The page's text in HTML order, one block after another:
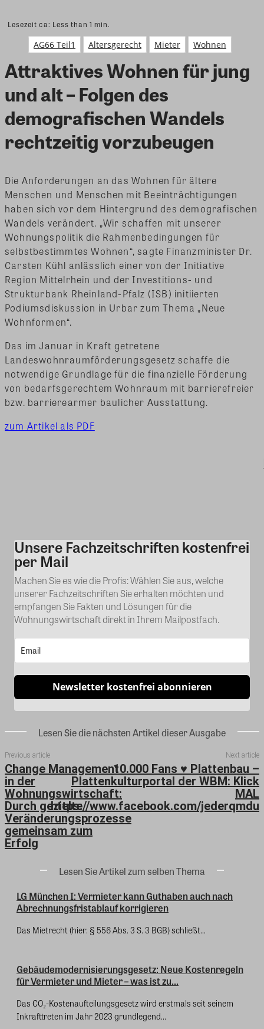
Lesezeit ca: Less than 1 min.
AG66 Teil1 Altersgerecht Mieter Wohnen
Attraktives Wohnen für jung
und alt – Folgen des
demografischen Wandels
rechtzeitig vorzubeugen
Die Anforderungen an das Wohnen für ältere
Menschen und Menschen mit Beeinträchtigungen
haben sich vor dem Hintergrund des demografischen
Wandels verändert. „Wir schaffen mit unserer
Wohnungspolitik die Rahmenbedingungen für
selbstbestimmtes Wohnen“, sagte Finanzminister Dr.
Carsten Kühl anlässlich einer von der Initiative
Region Mittelrhein und der Investitions- und
Strukturbank Rheinland-Pfalz (ISB) initiierten
Podiumsdiskussion in Urbar zum Thema „Neue
Wohnformen“.
Das im Januar in Kraft getretene
Landeswohnraumförderungsgesetz schaffe die
notwendige Grundlage für die finanzielle Förderung
von bedarfsgerechtem Wohnraum mit barrierefreier
bzw. barrierearmer baulicher Ausstattung.
zum Artikel als PDF
Kommentar
Unsere Fachzeitschriften kostenfrei
per Mail
Machen Sie es wie die Profis: Wählen Sie aus, welche
unserer Fachzeitschriften Sie erhalten möchten und
empfangen Sie Fakten und Lösungen für die
Wohnungswirtschaft direkt in Ihrem Mailpostfach.
Newsletter kostenfrei abonnieren
Lesen Sie die nächsten Artikel dieser Ausgabe
Previous article
Change Management
in der
Wohnungswirtschaft:
Durch gezielte
Veränderungsprozesse
gemeinsam zum
Erfolg
Next article
10.000 Fans ♥ Plattenbau –
Plattenkulturportal der WBM: Klick
MAL
https://www.facebook.com/jederqmdu
Lesen Sie Artikel zum selben Thema
LG München I: Vermieter kann Guthaben auch nach
Abrechnungsfristablauf korrigieren
Das Mietrecht (hier: § 556 Abs. 3 S. 3 BGB) schließt...
Gebäudemodernisierungsgesetz: Neue Kostenregeln
für Vermieter und Mieter – was ist zu...
Das CO₂-Kostenaufteilungsgesetz wird erstmals seit seinem
Inkrafttreten im Jahr 2023 grundlegend...